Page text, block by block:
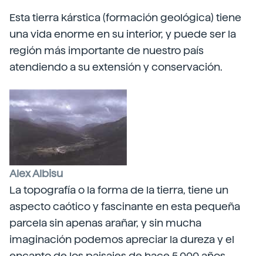
Esta tierra kárstica (formación geológica) tiene
una vida enorme en su interior, y puede ser la
región más importante de nuestro país
atendiendo a su extensión y conservación.
Alex Albisu
La topografía o la forma de la tierra, tiene un
aspecto caótico y fascinante en esta pequeña
parcela sin apenas arañar, y sin mucha
imaginación podemos apreciar la dureza y el